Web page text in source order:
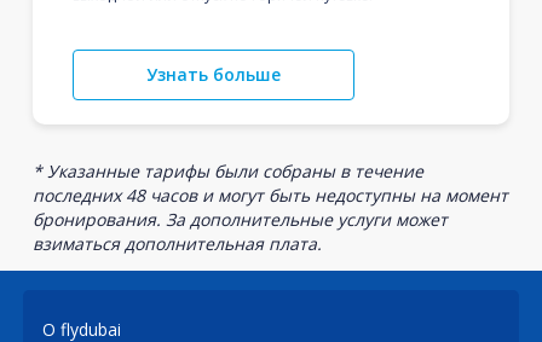
Узнать больше
* Указанные тарифы были собраны в течение
последних 48 часов и могут быть недоступны на момент
бронирования. За дополнительные услуги может
взиматься дополнительная плата.
О flydubai